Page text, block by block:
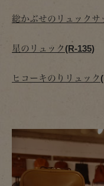
総かぶせのリュックサ
星のリュック(R-135)
ヒコーキのりリュック